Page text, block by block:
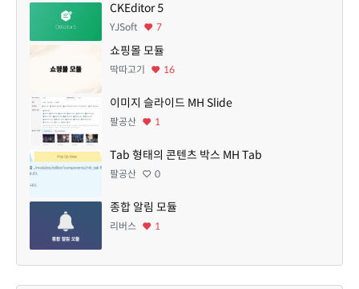
CKEditor 5
YJSoft 7
쇼핑몰 모듈
딱따고기 16
이미지 슬라이드 MH Slide
팔공산 1
Tab 형태의 콘텐츠 박스 MH Tab
팔공산 0
종합 알림 모듈
리버스 1